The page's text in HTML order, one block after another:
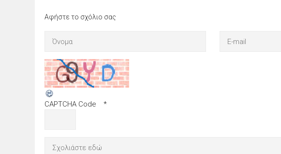
Αφήστε το σχόλιο σας
CAPTCHA Code *